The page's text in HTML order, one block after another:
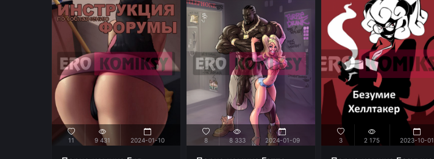
11 9 431 2024-01-10 8 8 333 2024-01-09 3 2 175 2023-10-01